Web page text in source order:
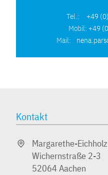
Tel.:
+49
Mobil: +49
Mail:
Kontakt
Margarethe-
Wichernstraße 2-3
52064 Aachen